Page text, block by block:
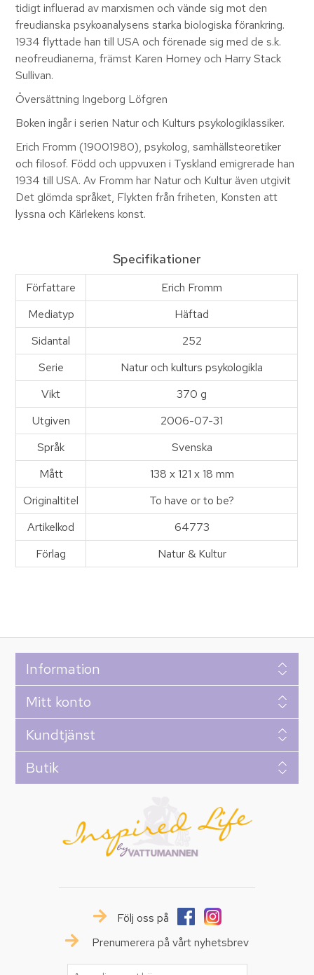
tidigt influerad av marxismen och vände sig mot den
freudianska psykoanalysens starka biologiska förankring.
1934 flyttade han till USA och förenade sig med de s.k.
neofreudianerna, främst Karen Horney och Harry Stack
Sullivan.
Översättning Ingeborg Löfgren
Boken ingår i serien Natur och Kulturs psykologiklassiker.
Erich Fromm (19001980), psykolog, samhällsteoretiker
och filosof. Född och uppvuxen i Tyskland emigrerade han
1934 till USA. Av Fromm har Natur och Kultur även utgivit
Det glömda språket, Flykten från friheten, Konsten att
lyssna och Kärlekens konst.
Specifikationer
Författare
Erich Fromm
Mediatyp
Häftad
Sidantal
252
Serie
Natur och kulturs psykologikla
Vikt
370 g
Utgiven
2006-07-31
Språk
Svenska
Mått
138 x 121 x 18 mm
Originaltitel
To have or to be?
Artikelkod
64773
Förlag
Natur & Kultur
Information
Mitt konto
Kundtjänst
Butik
Följ oss på
Prenumerera på vårt nyhetsbrev